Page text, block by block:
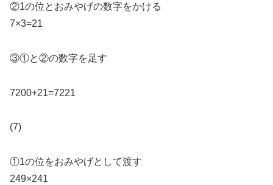
②1の位とおみやげの数字をかける
7×3=21
③①と②の数字を足す
7200+21=7221
(7)
①1の位をおみやげとして渡す
249×241